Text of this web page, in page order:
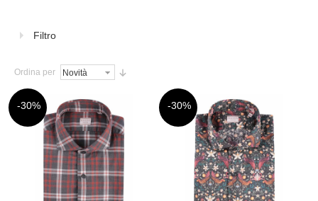
Filtro
Ordina per
-30% -30%